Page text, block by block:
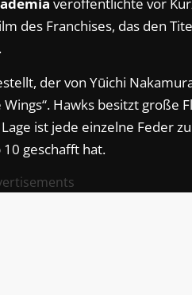
des Franchises, das den
der von Yūichi
Hawks besitzt große
ist jede einzelne Feder
geschafft hat.